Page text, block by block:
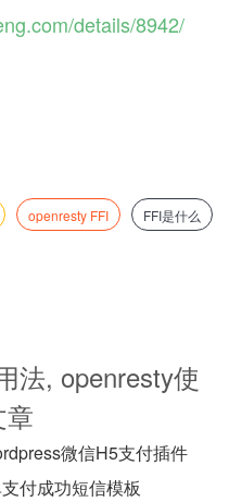
details/8942/
openresty FFI
FFI是什么
法, openresty使
微信H5支付插件
付成功短信模板